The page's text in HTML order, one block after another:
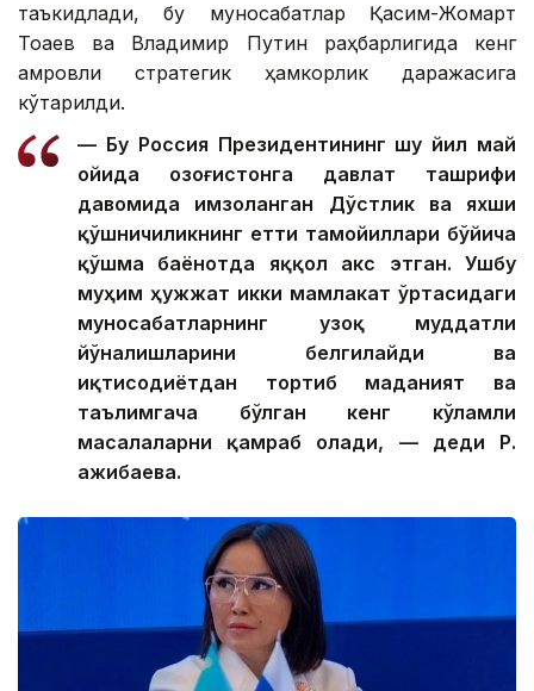
таъкидлади, бу муносабатлар Қасим-Жомарт
Тоқаев ва Владимир Путин раҳбарлигида кенг
қамровли стратегик ҳамкорлик даражасига
кўтарилди.
— Бу Россия Президентининг шу йил май
ойида Қозоғистонга давлат ташрифи
давомида имзоланган Дўстлик ва яхши
қўшничиликнинг етти тамойиллари бўйича
қўшма баёнотда яққол акс этган. Ушбу
муҳим ҳужжат икки мамлакат ўртасидаги
муносабатларнинг узоқ муддатли
йўналишларини белгилайди ва
иқтисодиётдан тортиб маданият ва
таълимгача бўлган кенг кўламли
масалаларни қамраб олади, — деди Р.
Қажибаева.